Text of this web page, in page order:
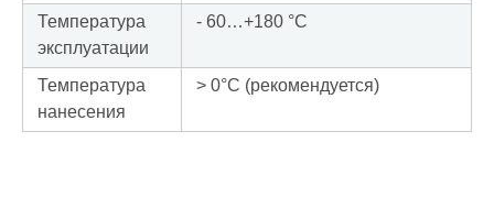
Температура
эксплуатации
- 60…+180 °С
Температура
нанесения
> 0°C (рекомендуется)